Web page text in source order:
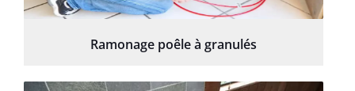
Ramonage poêle à granulés